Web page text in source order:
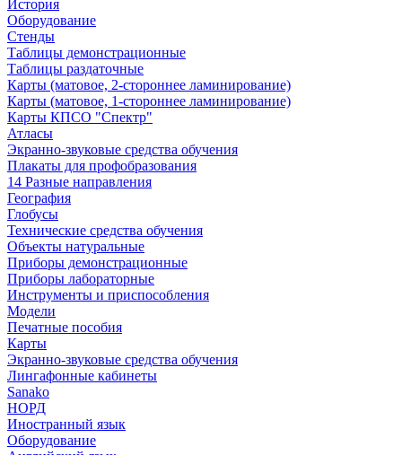
История
Оборудование
Стенды
Таблицы демонстрационные
Таблицы раздаточные
Карты (матовое, 2-стороннее ламинирование)
Карты (матовое, 1-стороннее ламинирование)
Карты КПСО "Спектр"
Атласы
Экранно-звуковые средства обучения
Плакаты для профобразования
14 Разные направления
География
Глобусы
Технические средства обучения
Объекты натуральные
Приборы демонстрационные
Приборы лабораторные
Инструменты и приспособления
Модели
Печатные пособия
Карты
Экранно-звуковые средства обучения
Лингафонные кабинеты
Sanako
НОРД
Иностранный язык
Оборудование